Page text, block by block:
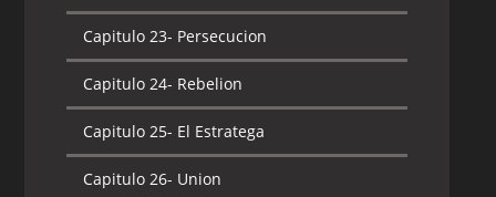
Capitulo 23- Persecucion
Capitulo 24- Rebelion
Capitulo 25- El Estratega
Capitulo 26- Union